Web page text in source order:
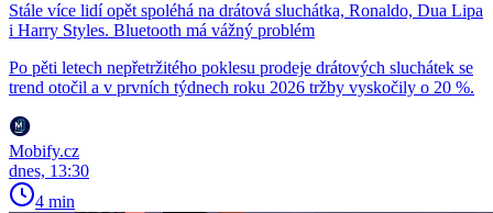
Stále více lidí opět spoléhá na drátová sluchátka, Ronaldo, Dua Lipa
i Harry Styles. Bluetooth má vážný problém
Po pěti letech nepřetržitého poklesu prodeje drátových sluchátek se
trend otočil a v prvních týdnech roku 2026 tržby vyskočily o 20 %.
Mobify.cz
dnes, 13:30
4 min